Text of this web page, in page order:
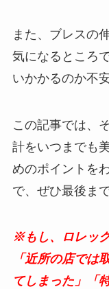
また、ブレスの
気になるところ
いかかるのか不
この記事では、
計をいつまでも
めのポイントを
で、ぜひ最後ま
※もし、ロレッ
「近所の店では
てしまった」「